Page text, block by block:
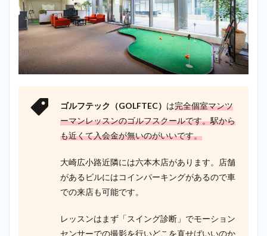
ゴルフテック（GOLFTEC） は完全個室マンツ
ーマンレッスンのゴルフスクールです。駅から
も近くて入会金が無いのがいいです。
大崎広小路近隣には六本木店があります。店舗
があるビルにはコインパーキングがあるので車
での来店も可能です。
レッスンはまず「スイング診断」でモーション
センサーでの撮影を行いどこを直せばいいのか